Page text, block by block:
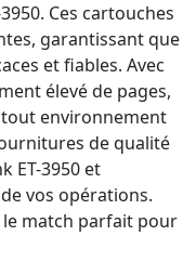
Ces cartouches
garantissant que
et fiables. Avec
élevé de pages,
environnement
de qualité
ET-3950 et
vos opérations.
match parfait pour